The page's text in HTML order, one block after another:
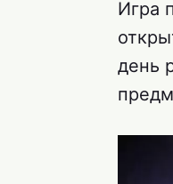
Игра
день